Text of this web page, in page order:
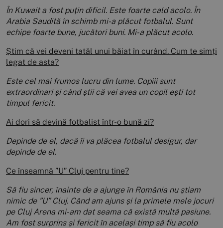
În Kuwait a fost puțin dificil. Este foarte cald acolo. În
Arabia Saudită în schimb mi-a plăcut fotbalul. Sunt
echipe foarte bune, jucători buni. Mi-a plăcut acolo.
Știm că vei deveni tatăl unui băiat în curând. Cum te simți
legat de asta?
Este cel mai frumos lucru din lume. Copiii sunt
extraordinari și când știi că vei avea un copil ești tot
timpul fericit.
Ai dori să devină fotbalist într-o bună zi?
Depinde de el, dacă îi va plăcea fotbalul desigur, dar
depinde de el.
Ce înseamnă ”U” Cluj pentru tine?
Să fiu sincer, înainte de a ajunge în România nu știam
nimic de ”U” Cluj. Când am ajuns și la primele mele jocuri
pe Cluj Arena mi-am dat seama că există multă pasiune.
Am fost surprins și fericit în același timp să fiu acolo